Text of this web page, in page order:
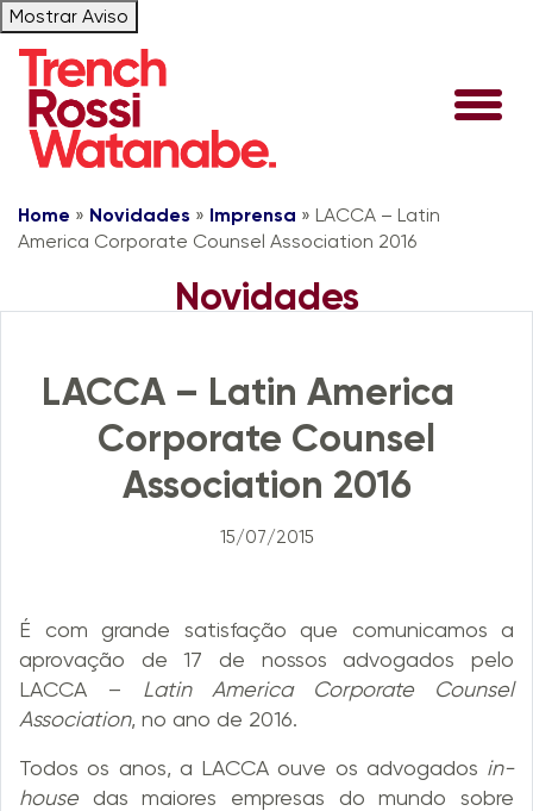
Mostrar Aviso
Home » Novidades » Imprensa » LACCA – Latin
America Corporate Counsel Association 2016
Novidades
LACCA – Latin America
Corporate Counsel
Association 2016
15/07/2015
É com grande satisfação que comunicamos a
aprovação de 17 de nossos advogados pelo
LACCA – Latin America Corporate Counsel
Association, no ano de 2016.
Todos os anos, a LACCA ouve os advogados in-
house das maiores empresas do mundo sobre